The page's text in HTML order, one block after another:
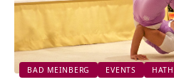
BAD MEINBERG EVENTS